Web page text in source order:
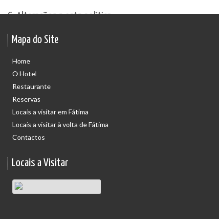
6. Alterações a esta política
Esta política poderá ser atualizada periodicamente. Recomenda-se
a sua consulta regular para se manter informado sobre quaisquer
7. Contactos
Para qualquer questão relacionada com esta Política de Privacidade
& Cookies, poderá contactar o hotel através dos meios indicados
na secção de contactos do website.
Mapa do Site
Home
O Hotel
Restaurante
Reservas
Locais a visitar em Fátima
Locais a visitar à volta de Fátima
Contactos
Locais a Visitar